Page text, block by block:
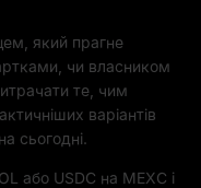
який прагне
чи власником
те, чим
варіантів
сьогодні.
або USDC на MEXC і